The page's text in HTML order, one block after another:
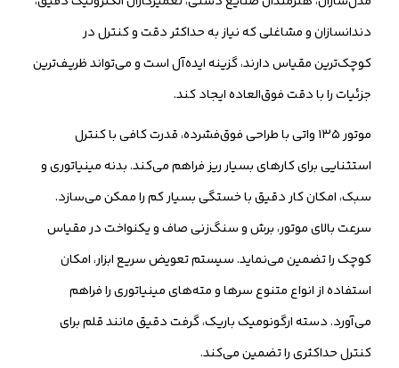
دندانسازان و مشاغلی که نیاز به حداکثر دقت و کنترل در
کوچک‌ترین مقیاس دارند، گزینه ایده‌آل است و می‌تواند ظریف‌ترین
جزئیات را با دقت فوق‌العاده ایجاد کند.
موتور ۱۳۵ واتی با طراحی فوق‌فشرده، قدرت کافی با کنترل
استثنایی برای کارهای بسیار ریز فراهم می‌کند. بدنه مینیاتوری و
سبک، امکان کار دقیق با خستگی بسیار کم را ممکن می‌سازد.
سرعت بالای موتور، برش و سنگ‌زنی صاف و یکنواخت در مقیاس
کوچک را تضمین می‌نماید. سیستم تعویض سریع ابزار، امکان
استفاده از انواع متنوع سرها و مته‌های مینیاتوری را فراهم
می‌آورد. دسته ارگونومیک باریک، گرفت دقیق مانند قلم برای
کنترل حداکثری را تضمین می‌کند.